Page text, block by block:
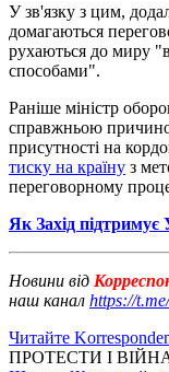
У зв'язку з цим,
домагаються
рухаються до миру
способами".
Раніше міністр
справжньою
присутності на
тиску на країну з
переговорному
Як Захід підтримує
Новини від
наш канал https://
Читайте
ПРОТЕСТИ І